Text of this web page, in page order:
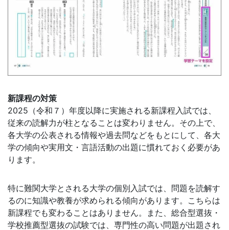
新課程の対策
2025（令和７）年度以降に実施される新課程入試では、
従来の読解力が柱となることは変わりません。その上で、
各大学の公表される情報や過去問などをもとにして、各大
学の傾向や実用文・言語活動の出題に慣れておく必要があ
ります。
特に難関大学とされる大学の個別入試では、問題を読解す
るのに知識や教養が求められる傾向があります。こちらは
新課程でも変わることはありません。また、総合型選抜・
学校推薦型選抜の試験では、専門性の高い問題が出題され